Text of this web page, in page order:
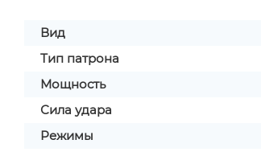
Вид
Тип патрона
Мощность
Сила удара
Режимы